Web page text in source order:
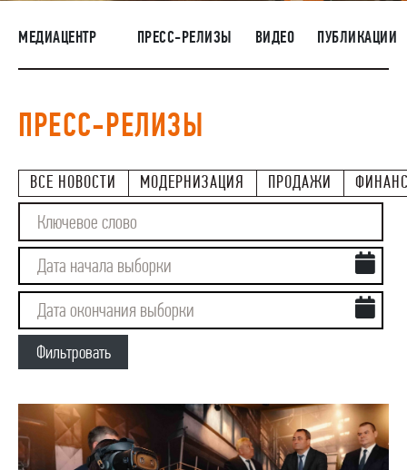
НАШИ ЛЮДИ
ОКРУЖАЮЩАЯ СРЕДА
ЗАКУПКИ
МЕДИАЦЕНТР ПРЕСС-РЕЛИЗЫ ВИДЕО ПУБЛИКАЦИИ
ПРЕСС-РЕЛИЗЫ
ВСЕ НОВОСТИ МОДЕРНИЗАЦИЯ ПРОДАЖИ
Фильтровать